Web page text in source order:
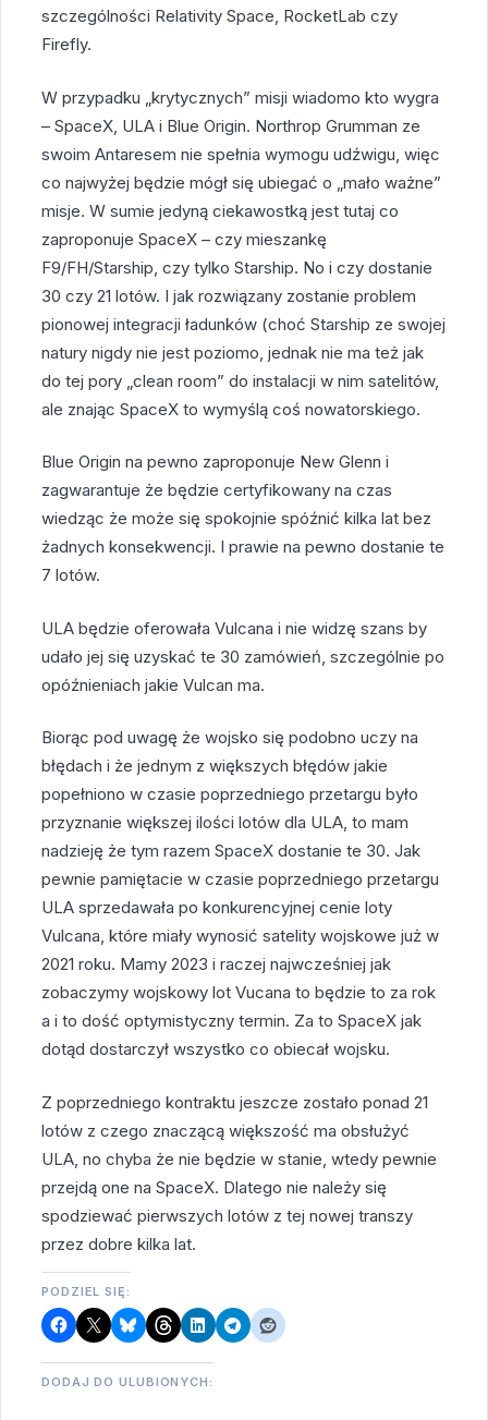
szczególności Relativity Space, RocketLab czy
Firefly.
W przypadku „krytycznych” misji wiadomo kto wygra
– SpaceX, ULA i Blue Origin. Northrop Grumman ze
swoim Antaresem nie spełnia wymogu udźwigu, więc
co najwyżej będzie mógł się ubiegać o „mało ważne”
misje. W sumie jedyną ciekawostką jest tutaj co
zaproponuje SpaceX – czy mieszankę
F9/FH/Starship, czy tylko Starship. No i czy dostanie
30 czy 21 lotów. I jak rozwiązany zostanie problem
pionowej integracji ładunków (choć Starship ze swojej
natury nigdy nie jest poziomo, jednak nie ma też jak
do tej pory „clean room” do instalacji w nim satelitów,
ale znając SpaceX to wymyślą coś nowatorskiego.
Blue Origin na pewno zaproponuje New Glenn i
zagwarantuje że będzie certyfikowany na czas
wiedząc że może się spokojnie spóźnić kilka lat bez
żadnych konsekwencji. I prawie na pewno dostanie te
7 lotów.
ULA będzie oferowała Vulcana i nie widzę szans by
udało jej się uzyskać te 30 zamówień, szczególnie po
opóźnieniach jakie Vulcan ma.
Biorąc pod uwagę że wojsko się podobno uczy na
błędach i że jednym z większych błędów jakie
popełniono w czasie poprzedniego przetargu było
przyznanie większej ilości lotów dla ULA, to mam
nadzieję że tym razem SpaceX dostanie te 30. Jak
pewnie pamiętacie w czasie poprzedniego przetargu
ULA sprzedawała po konkurencyjnej cenie loty
Vulcana, które miały wynosić satelity wojskowe już w
2021 roku. Mamy 2023 i raczej najwcześniej jak
zobaczymy wojskowy lot Vucana to będzie to za rok
a i to dość optymistyczny termin. Za to SpaceX jak
dotąd dostarczył wszystko co obiecał wojsku.
Z poprzedniego kontraktu jeszcze zostało ponad 21
lotów z czego znaczącą większość ma obsłużyć
ULA, no chyba że nie będzie w stanie, wtedy pewnie
przejdą one na SpaceX. Dlatego nie należy się
spodziewać pierwszych lotów z tej nowej transzy
przez dobre kilka lat.
PODZIEL SIĘ:
DODAJ DO ULUBIONYCH: